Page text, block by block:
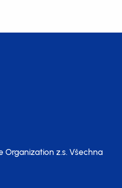
Organization z.s.Všechna